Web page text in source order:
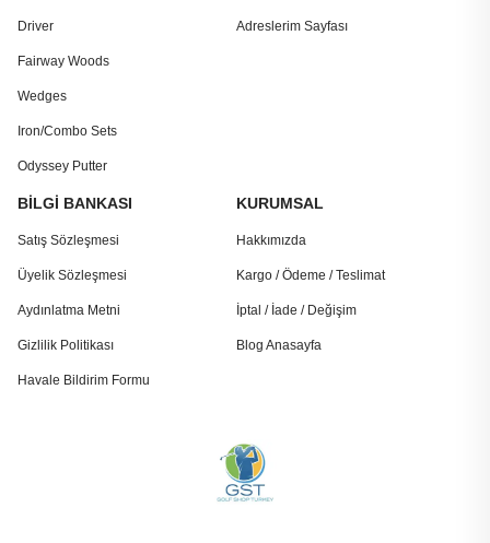
Driver
Fairway Woods
Wedges
Iron/Combo Sets
Odyssey Putter
Adreslerim Sayfası
BİLGİ BANKASI
Satış Sözleşmesi
Üyelik Sözleşmesi
Aydınlatma Metni
Gizlilik Politikası
Havale Bildirim Formu
KURUMSAL
Hakkımızda
Kargo / Ödeme / Teslimat
İptal / İade / Değişim
Blog Anasayfa